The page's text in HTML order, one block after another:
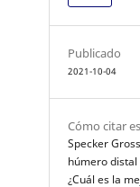
Publicado
2021-10-04
Cómo citar
Specker
húmero
¿Cuál es la